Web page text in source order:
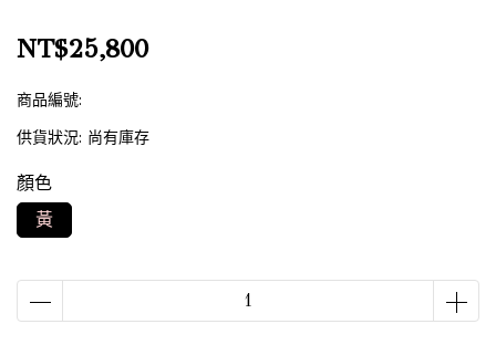
NT$25,800
商品編號:
供貨狀況: 尚有庫存
顏色
黃